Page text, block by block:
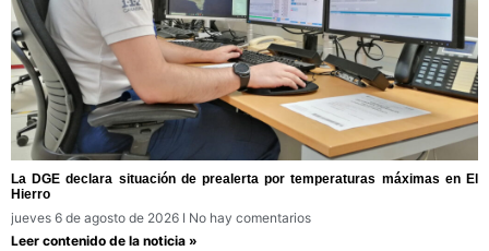
La DGE declara situación de prealerta por temperaturas máximas en El
Hierro
jueves 6 de agosto de 2026
No hay comentarios
Leer contenido de la noticia »